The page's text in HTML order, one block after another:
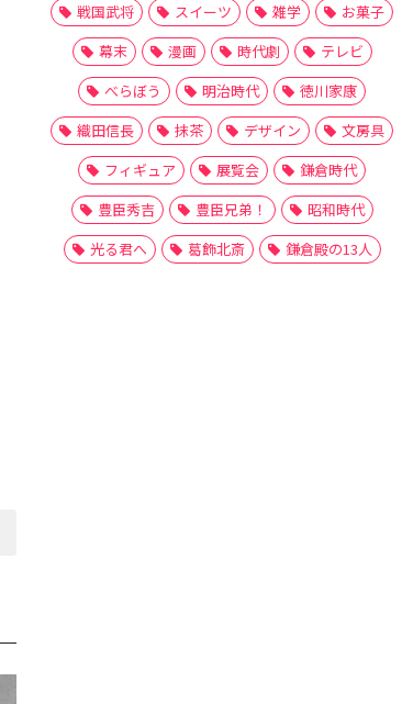
戦国武将
スイーツ 雑学
お菓子
幕末
漫画 時代劇
テレビ
べらぼう
明治時代
徳川家康
織田信長
抹茶 デザイン
文房具
フィギュア
展覧会
鎌倉時代
豊臣秀吉
豊臣兄弟！
昭和時代
光る君へ
葛飾北斎 鎌倉殿の13人